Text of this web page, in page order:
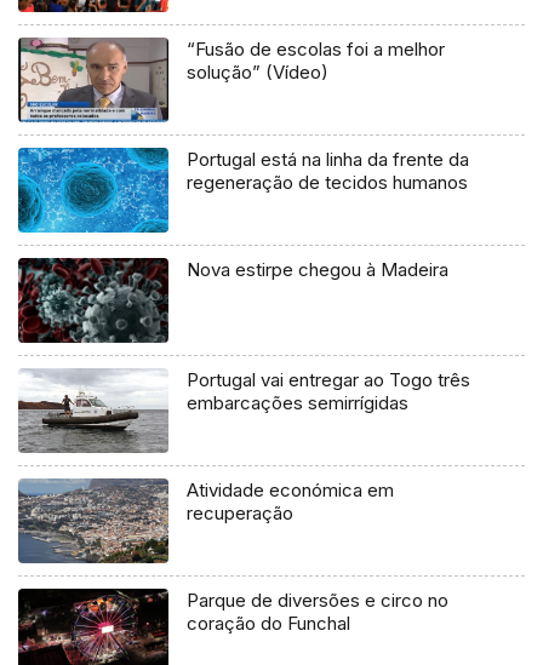
“Fusão de escolas foi a melhor
solução” (Vídeo)
Portugal está na linha da frente da
regeneração de tecidos humanos
Nova estirpe chegou à Madeira
Portugal vai entregar ao Togo três
embarcações semirrígidas
Atividade económica em
recuperação
Parque de diversões e circo no
coração do Funchal